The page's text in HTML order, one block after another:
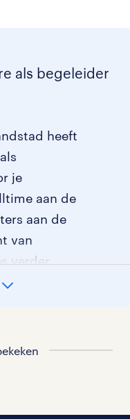
als begeleider
heeft
je
aan de
aan de
van
verder
hier